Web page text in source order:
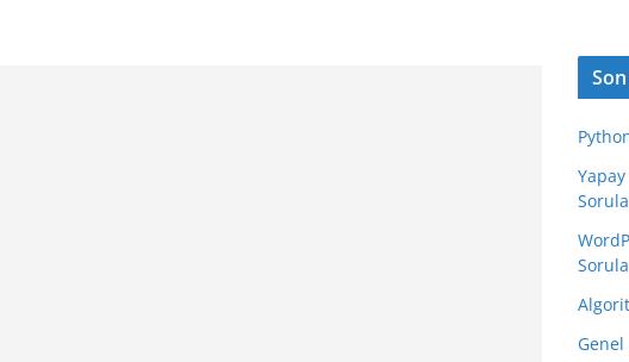
Yapay